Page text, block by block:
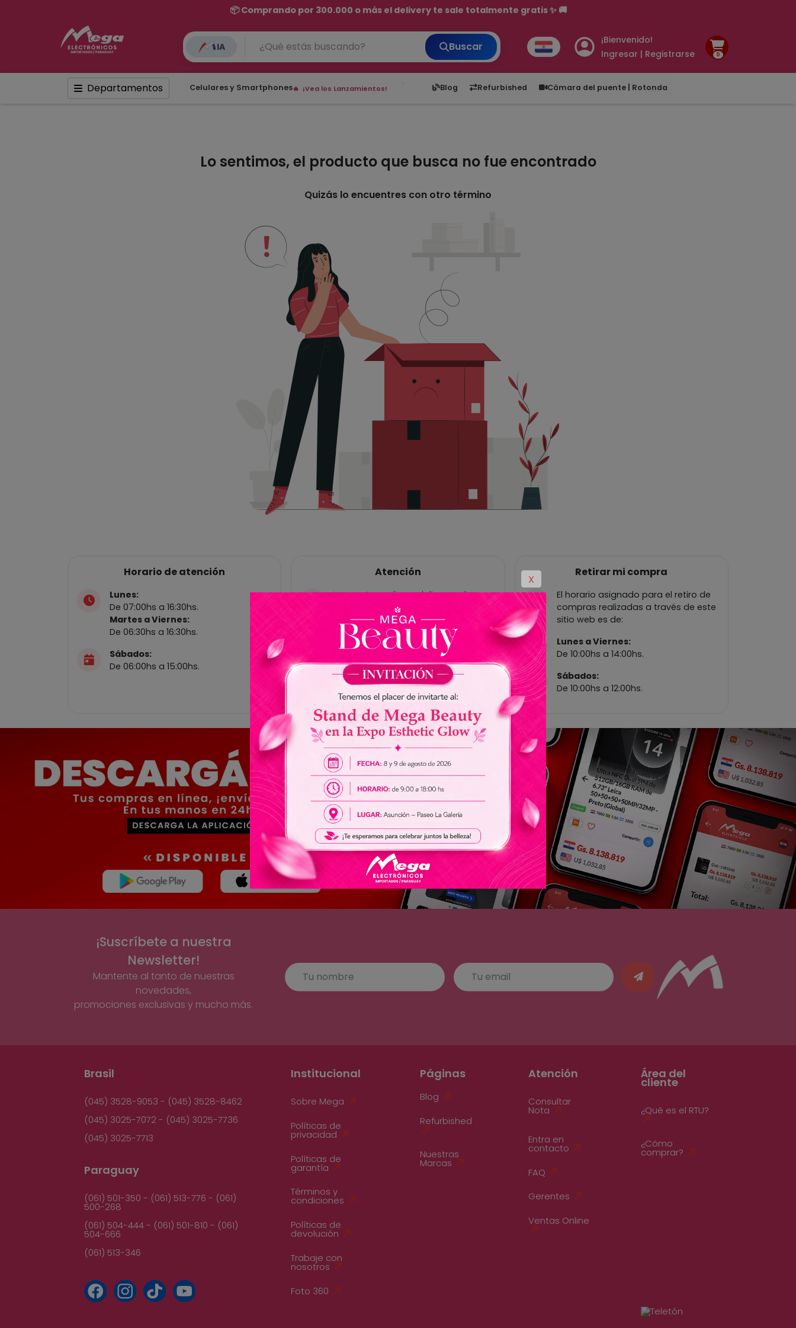
📦 Comprando por 300.000 o más el delivery te sale totalmente gratis ✨ 🚚
💳 ¡HASTA 24 CUOTAS SIN INTERÉS con tarjetas adheridas!
IA
Buscar
¡Bienvenido!
Ingresar | Registrarse
0
Departamentos Celulares y Smartphones
¡Vea los Lanzamientos!
Blog Refurbished Cámara del puente | Rotonda
6,050 5.20 1,900 1.00
Lo sentimos, el producto que busca no fue encontrado
Quizás lo encuentres con otro término
X
Horario de atención
Lunes:
De 07:00hs a 16:30hs.
Martes a Viernes:
De 06:30hs a 16:30hs.
Sábados:
De 06:00hs a 15:00hs.
Atención
Las ventas online y delivery solo
están habilitadas para Paraguay, no
tenemos cuentas bancárias en
Brasil.
No somos responsables por envios
de dinero a nuestros vendedores.
Retirar mi compra
El horario asignado para el retiro de
compras realizadas a través de este
sitio web es de:
Lunes a Viernes:
De 10:00hs a 14:00hs.
Sábados:
De 10:00hs a 12:00hs.
¡Suscríbete a nuestra
Newsletter!
Mantente al tanto de nuestras
novedades,
promociones exclusivas y mucho más.
Brasil
(045) 3528-9053 - (045) 3528-8462
(045) 3025-7072 - (045) 3025-7736
(045) 3025-7713
Paraguay
(061) 501-350 - (061) 513-776 - (061)
500-268
(061) 504-444 - (061) 501-810 - (061)
504-666
(061) 513-346
Institucional
Sobre Mega
Políticas de
privacidad
Políticas de
garantía
Términos y
condiciones
Políticas de
devolución
Trabaje con
nosotros
Foto 360
Páginas
Blog
Refurbished
Nuestras
Marcas
Atención
Consultar
Nota
Entra en
contacto
FAQ
Gerentes
Ventas Online
Área del
cliente
¿Qué es el RTU?
¿Cómo
comprar?